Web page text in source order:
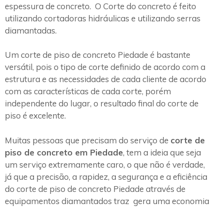
espessura de concreto. O Corte do concreto é feito
utilizando cortadoras hidráulicas e utilizando serras
diamantadas.
Um corte de piso de concreto Piedade é bastante
versátil, pois o tipo de corte definido de acordo com a
estrutura e as necessidades de cada cliente de acordo
com as características de cada corte, porém
independente do lugar, o resultado final do corte de
piso é excelente.
Muitas pessoas que precisam do serviço de corte de
piso de concreto em Piedade, tem a ideia que seja
um serviço extremamente caro, o que não é verdade,
já que a precisão, a rapidez, a segurança e a eficiência
do corte de piso de concreto Piedade através de
equipamentos diamantados traz gera uma economia